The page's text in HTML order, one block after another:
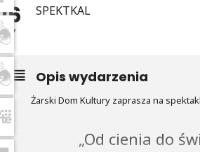
16
STY
SPEKTKAL
Opis wydarzenia
Żarski Dom Kultury zaprasza na
„Od cienia do